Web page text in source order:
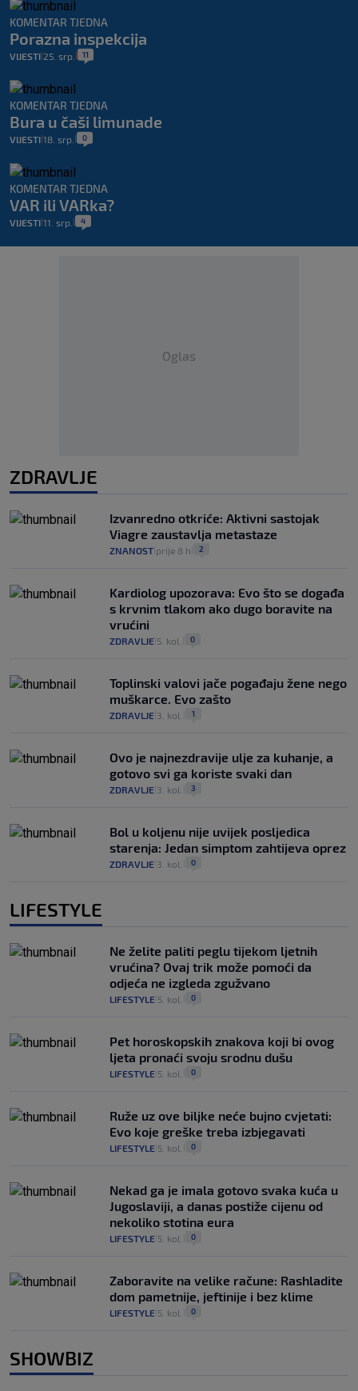
KOMENTAR TJEDNA
Porazna inspekcija
VIJESTI 25. srp. 11
KOMENTAR TJEDNA
Bura u čaši limunade
VIJESTI 18. srp. 0
KOMENTAR TJEDNA
VAR ili VARka?
VIJESTI 11. srp. 4
Oglas
ZDRAVLJE
Izvanredno otkriće: Aktivni sastojak
Viagre zaustavlja metastaze
ZNANOST prije 8 h 2
Kardiolog upozorava: Evo što se događa
s krvnim tlakom ako dugo boravite na
vrućini
ZDRAVLJE 5. kol. 0
Toplinski valovi jače pogađaju žene nego
muškarce. Evo zašto
ZDRAVLJE 3. kol. 1
Ovo je najnezdravije ulje za kuhanje, a
gotovo svi ga koriste svaki dan
ZDRAVLJE 3. kol. 3
Bol u koljenu nije uvijek posljedica
starenja: Jedan simptom zahtijeva oprez
ZDRAVLJE 3. kol. 0
LIFESTYLE
Ne želite paliti peglu tijekom ljetnih
vrućina? Ovaj trik može pomoći da
odjeća ne izgleda zgužvano
LIFESTYLE 5. kol. 0
Pet horoskopskih znakova koji bi ovog
ljeta pronaći svoju srodnu dušu
LIFESTYLE 5. kol. 0
Ruže uz ove biljke neće bujno cvjetati:
Evo koje greške treba izbjegavati
LIFESTYLE 5. kol. 0
Nekad ga je imala gotovo svaka kuća u
Jugoslaviji, a danas postiže cijenu od
nekoliko stotina eura
LIFESTYLE 5. kol. 0
Zaboravite na velike račune: Rashladite
dom pametnije, jeftinije i bez klime
LIFESTYLE 5. kol. 0
SHOWBIZ